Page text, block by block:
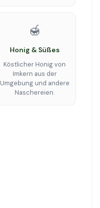
🍯
Honig & Süßes
Köstlicher Honig von
Imkern aus der
Umgebung und andere
Naschereien.